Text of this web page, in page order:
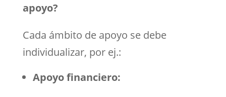
apoyo?
Cada ámbito de apoyo se debe
individualizar, por ej.:
Apoyo financiero: